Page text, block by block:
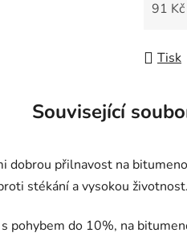
91
Tisk
Související
dobrou přilnavost na
stékání a vysokou životnost.
pohybem do 10%, na